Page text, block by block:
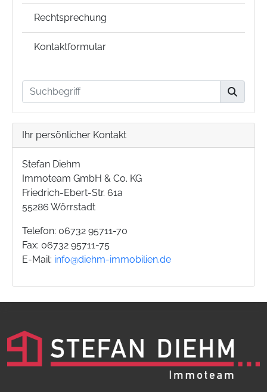
Rechtsprechung
Kontaktformular
Ihr persönlicher Kontakt
Stefan Diehm
Immoteam GmbH & Co. KG
Friedrich-Ebert-Str. 61a
55286 Wörrstadt
Telefon: 06732 95711-70
Fax: 06732 95711-75
E-Mail: info@diehm-immobilien.de